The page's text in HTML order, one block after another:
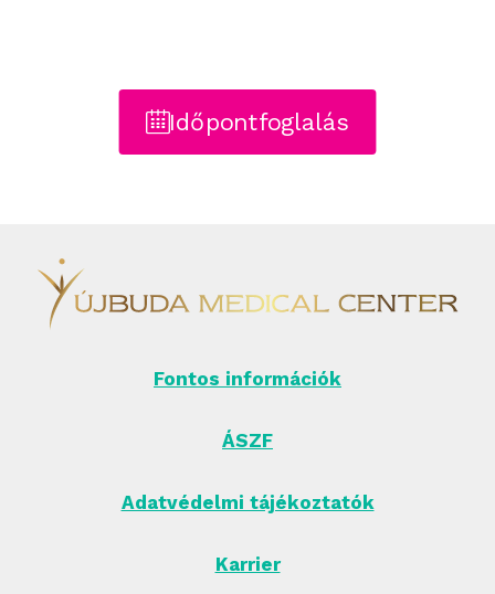
Időpontfoglalás
Fontos információk
ÁSZF
Adatvédelmi tájékoztatók
Karrier